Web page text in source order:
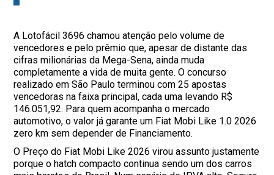
A Lotofácil 3696 chamou atenção pelo volume de
vencedores e pelo prêmio que, apesar de distante das
cifras milionárias da Mega-Sena, ainda muda
completamente a vida de muita gente. O concurso
realizado em São Paulo terminou com 25 apostas
vencedoras na faixa principal, cada uma levando R$
146.051,92. Para quem acompanha o mercado
automotivo, o valor já garante um Fiat Mobi Like 1.0 2026
zero km sem depender de Financiamento.
O Preço do Fiat Mobi Like 2026 virou assunto justamente
porque o hatch compacto continua sendo um dos carros